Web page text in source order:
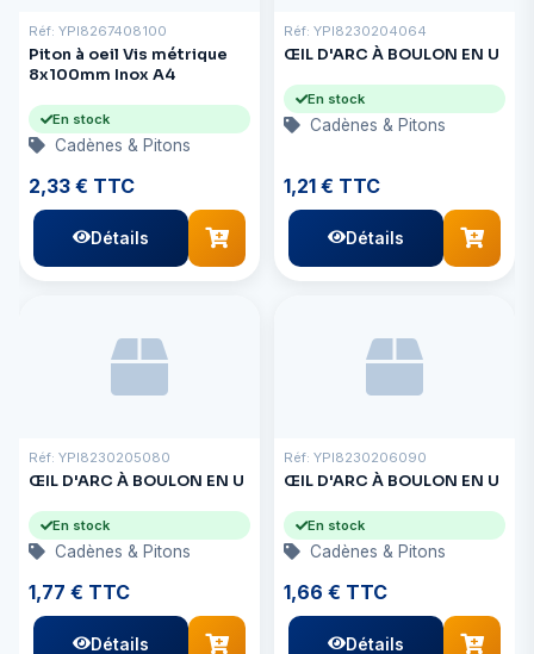
Réf: YPI8267408100
Piton à oeil Vis métrique
8x100mm Inox A4
En stock
Cadènes & Pitons
2,33 € TTC
Détails
Réf: YPI8230204064
ŒIL D'ARC À BOULON EN U
En stock
Cadènes & Pitons
1,21 € TTC
Détails
Réf: YPI8230205080
ŒIL D'ARC À BOULON EN U
En stock
Cadènes & Pitons
1,77 € TTC
Détails
Réf: YPI8230206090
ŒIL D'ARC À BOULON EN U
En stock
Cadènes & Pitons
1,66 € TTC
Détails